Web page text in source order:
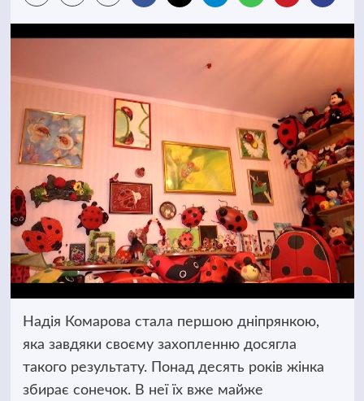
Надія Комарова стала першою дніпрянкою,
яка завдяки своєму захопленню досягла
такого результату. Понад десять років жінка
збирає сонечок. В неї їх вже майже